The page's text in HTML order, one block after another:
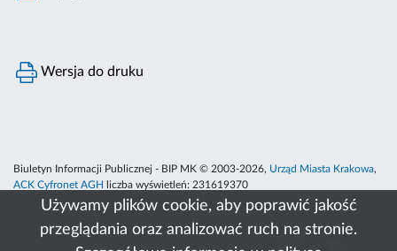
Używamy plików cookie, aby poprawić jakość
przeglądania oraz analizować ruch na stronie.
Wersja do druku
Biuletyn Informacji Publicznej - BIP MK © 2003-2026, Urząd Miasta Krakowa,
ACK Cyfronet AGH
liczba wyświetleń: 231619370